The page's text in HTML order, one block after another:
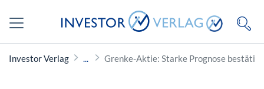
Investor Verlag Grenke-Aktie: Starke Prognose bestätigt